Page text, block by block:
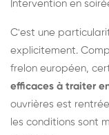
Intervention en
C'est une
explicitement.
frelon européen,
efficaces à traiter
ouvrières est
les conditions sont